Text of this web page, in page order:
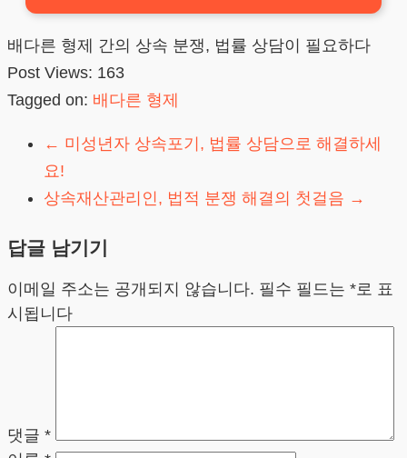
배다른 형제 간의 상속 분쟁, 법률 상담이 필요하다
Post Views: 163
Tagged on: 배다른 형제
← 미성년자 상속포기, 법률 상담으로 해결하세
요!
상속재산관리인, 법적 분쟁 해결의 첫걸음 →
답글 남기기
이메일 주소는 공개되지 않습니다. 필수 필드는 *로 표
시됩니다
댓글 *